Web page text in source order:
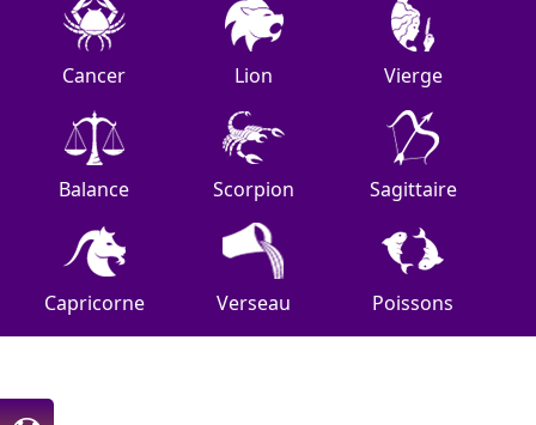
Cancer Lion Vierge
Balance Scorpion Sagittaire
Capricorne Verseau Poissons